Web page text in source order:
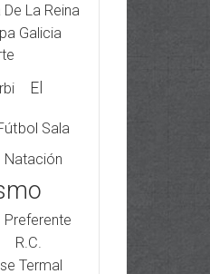
De La Reina
Galicia
El
Sala
Natación
Preferente
R.C.
Termal